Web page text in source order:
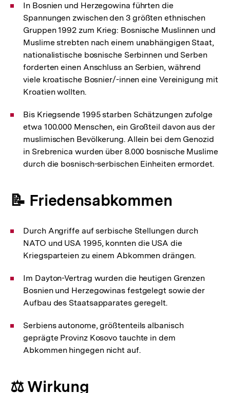
In Bosnien und Herzegowina führten die
Spannungen zwischen den 3 größten ethnischen
Gruppen 1992 zum Krieg: Bosnische Muslinnen und
Muslime strebten nach einem unabhängigen Staat,
nationalistische bosnische Serbinnen und Serben
forderten einen Anschluss an Serbien, während
viele kroatische Bosnier/-innen eine Vereinigung mit
Kroatien wollten.
Bis Kriegsende 1995 starben Schätzungen zufolge
etwa 100.000 Menschen, ein Großteil davon aus der
muslimischen Bevölkerung. Allein bei dem Genozid
in Srebrenica wurden über 8.000 bosnische Muslime
durch die bosnisch-serbischen Einheiten ermordet.
📝 Friedensabkommen
Durch Angriffe auf serbische Stellungen durch
NATO und USA 1995, konnten die USA die
Kriegsparteien zu einem Abkommen drängen.
Im Dayton-Vertrag wurden die heutigen Grenzen
Bosnien und Herzegowinas festgelegt sowie der
Aufbau des Staatsapparates geregelt.
Serbiens autonome, größtenteils albanisch
geprägte Provinz Kosovo tauchte in dem
Abkommen hingegen nicht auf.
⚖️ Wirkung